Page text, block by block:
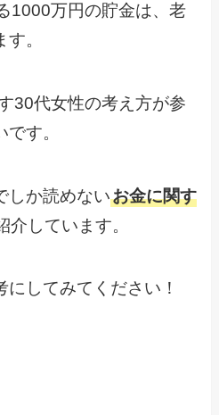
1000万円の貯金は、老
。
30代女性の考え方が参
す。
しか読めないお金に関す
介しています。
してみてください！